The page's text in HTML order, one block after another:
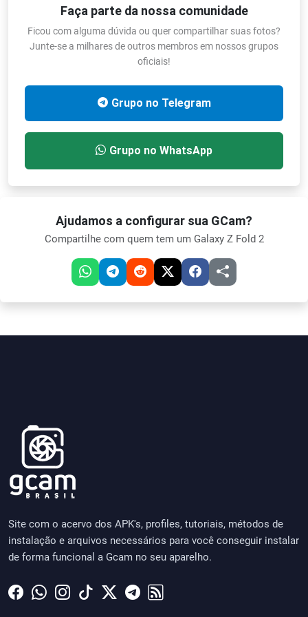
Faça parte da nossa comunidade
Ficou com alguma dúvida ou quer compartilhar suas fotos?
Junte-se a milhares de outros membros em nossos grupos
oficiais!
Grupo no Telegram
Grupo no WhatsApp
Ajudamos a configurar sua GCam?
Compartilhe com quem tem um Galaxy Z Fold 2
Site com o acervo dos APK's, profiles, tutoriais, métodos de
instalação e arquivos necessários para você conseguir instalar
de forma funcional a Gcam no seu aparelho.